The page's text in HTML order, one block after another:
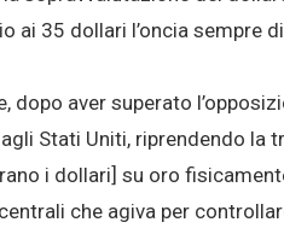
ai 35 dollari l’oncia sempre
dopo aver superato
Stati Uniti, riprendendo la
i dollari] su oro
che agiva per